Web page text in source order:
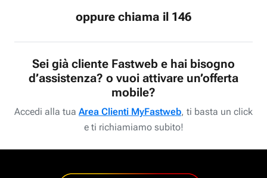
oppure chiama il 146
Sei già cliente Fastweb e hai bisogno
d’assistenza? o vuoi attivare un’offerta
mobile?
Accedi alla tua Area Clienti MyFastweb, ti basta un click
e ti richiamiamo subito!